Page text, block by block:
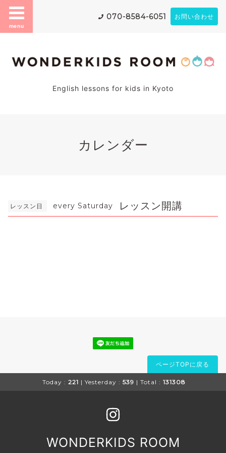
menu
070-8584-6051 お問い合わせ
English lessons for kids in Kyoto
カレンダー
レッスン日 every Saturday レッスン開講
ページTOPに戻る
Today : 221 | Yesterday : 539 | Total : 131308
WONDERKIDS ROOM